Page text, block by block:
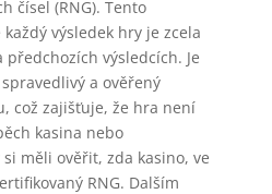
čísel (RNG). Tento
výsledek hry je zcela
výsledcích. Je
a ověřený
což zajišťuje, že hra není
kasina nebo
měli ověřit, zda kasino, ve
RNG. Dalším